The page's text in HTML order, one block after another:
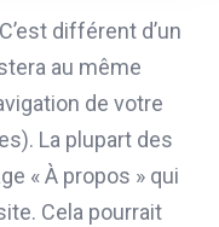
différent d’un
au même
de votre
La plupart des
« À propos » qui
Cela pourrait